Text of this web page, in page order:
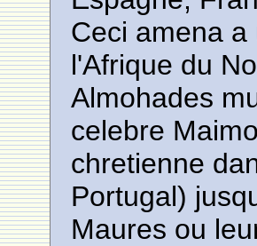
Ceci amena
l'Afrique du
Almohades
celebre
chretienne
Portugal)
Maures ou